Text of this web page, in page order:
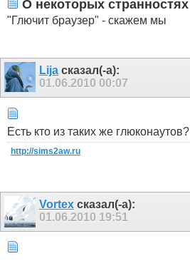
О некоторых странностях
"Глючит браузер" - скажем мы
Lija сказал(-а):
01.06.2010 00:07
Есть кто из таких же глюконаутов?
http://sims2aw.ru
Vortex сказал(-а):
01.06.2010 19:51